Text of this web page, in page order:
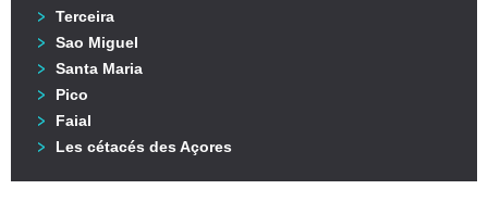
Terceira
Sao Miguel
Santa Maria
Pico
Faial
Les cétacés des Açores